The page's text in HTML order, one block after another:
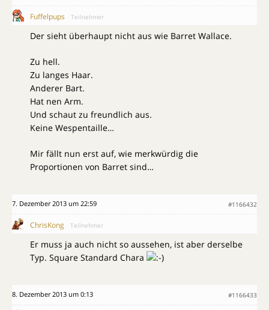
Fuffelpups Teilnehmer
Der sieht überhaupt nicht aus wie Barret Wallace.
Zu hell.
Zu langes Haar.
Anderer Bart.
Hat nen Arm.
Und schaut zu freundlich aus.
Keine Wespentaille…
Mir fällt nun erst auf, wie merkwürdig die
Proportionen von Barret sind…
7. Dezember 2013 um 22:59 #1166432
ChrisKong Teilnehmer
Er muss ja auch nicht so aussehen, ist aber derselbe
Typ. Square Standard Chara
8. Dezember 2013 um 0:13 #1166433